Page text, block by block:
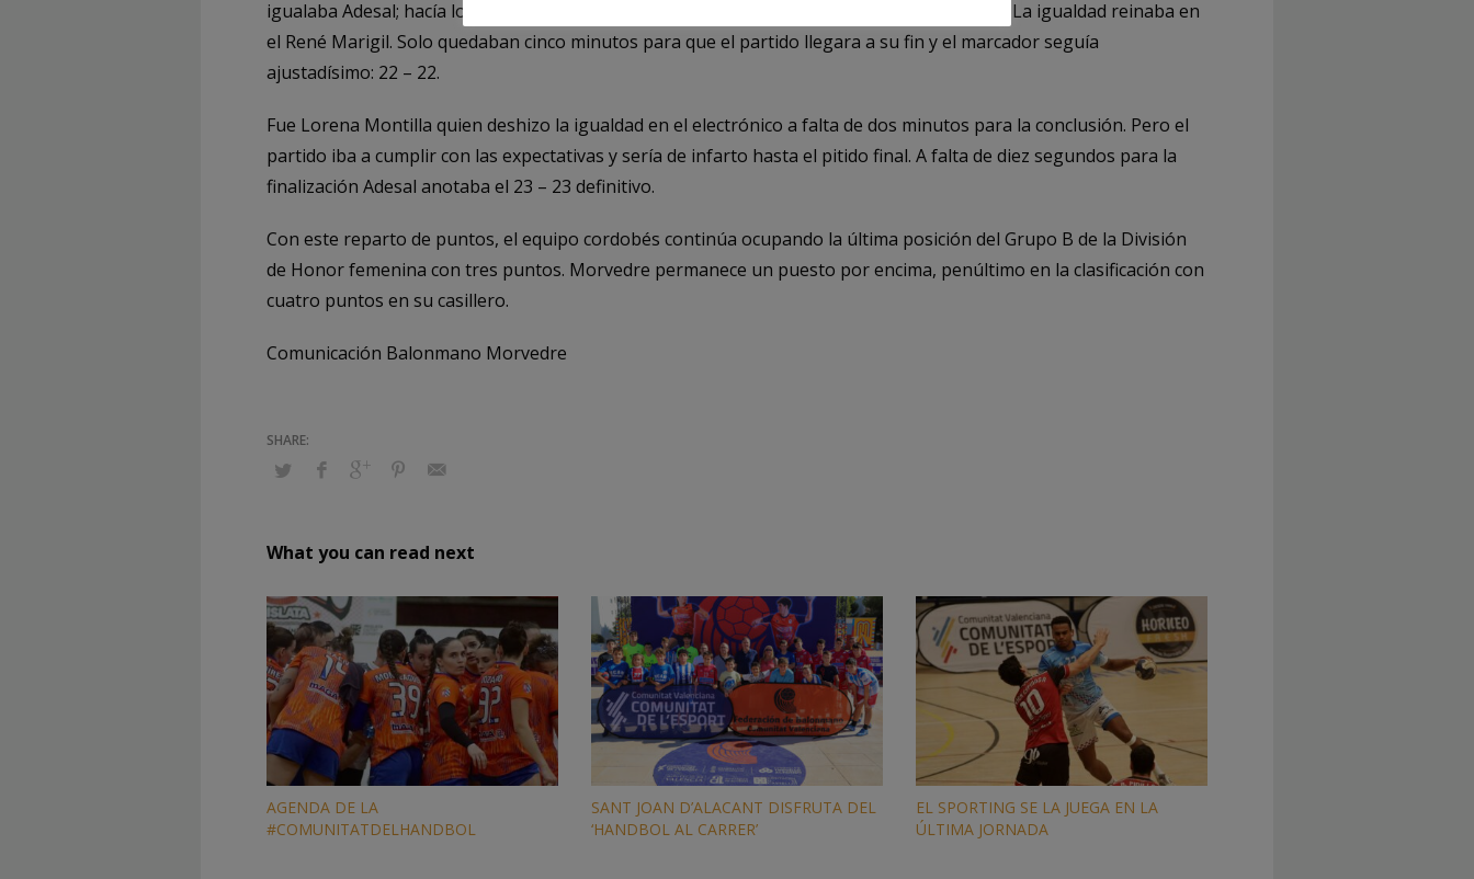
igualaba Adesal; hacía lo propio Adesal, empataba Morvedre. Ventajas mínimas y efímeras. La igualdad reinaba en
el René Marigil. Solo quedaban cinco minutos para que el partido llegara a su fin y el marcador seguía
ajustadísimo: 22 – 22.
Fue Lorena Montilla quien deshizo la igualdad en el electrónico a falta de dos minutos para la conclusión. Pero el
partido iba a cumplir con las expectativas y sería de infarto hasta el pitido final. A falta de diez segundos para la
finalización Adesal anotaba el 23 – 23 definitivo.
Con este reparto de puntos, el equipo cordobés continúa ocupando la última posición del Grupo B de la División
de Honor femenina con tres puntos. Morvedre permanece un puesto por encima, penúltimo en la clasificación con
cuatro puntos en su casillero.
Comunicación Balonmano Morvedre
What you can read next
AGENDA DE LA
#COMUNITATDELHANDBOL
SANT JOAN D’ALACANT DISFRUTA DEL
‘HANDBOL AL CARRER’
EL SPORTING SE LA JUEGA EN LA
ÚLTIMA JORNADA